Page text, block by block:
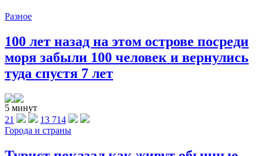
Разное
100 лет назад на этом острове посреди
моря забыли 100 человек и вернулись
туда спустя 7 лет
5 минут
21
13 714
Города и страны